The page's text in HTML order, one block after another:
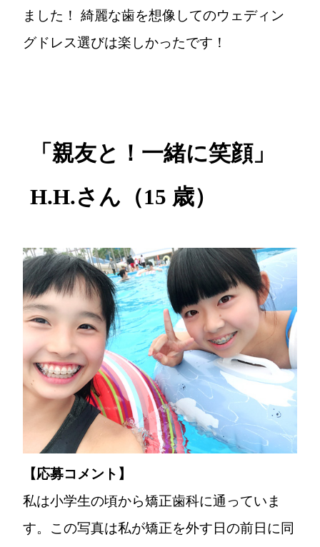
ました！ 綺麗な歯を想像してのウェディン
グドレス選びは楽しかったです！
「親友と！一緒に笑顔」
H.H.さん（15 歳）
【応募コメント】
私は小学生の頃から矯正歯科に通っていま
す。この写真は私が矯正を外す日の前日に同